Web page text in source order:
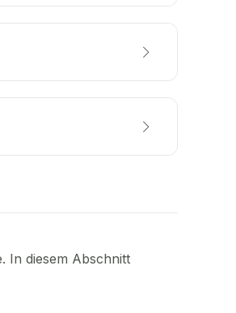
In diesem Abschnitt